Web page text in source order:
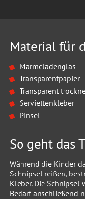
Material für
Marmeladenglas
Transparentpapier
Transparent
Serviettenkleber
Pinsel
So geht das
Während die Kinder
Schnipsel reißen,
Kleber. Die Schnipsel
Bedarf anschließend